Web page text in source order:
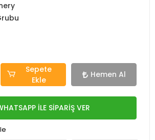
Sepete
Ekle
Hemen Al
İLE SİPARİŞ VER